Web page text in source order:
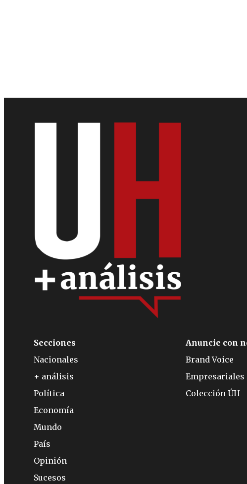
Secciones
Nacionales
+ análisis
Política
Economía
Mundo
País
Opinión
Sucesos
Anuncie con
Brand Voice
Empresariales
Colección ÚH